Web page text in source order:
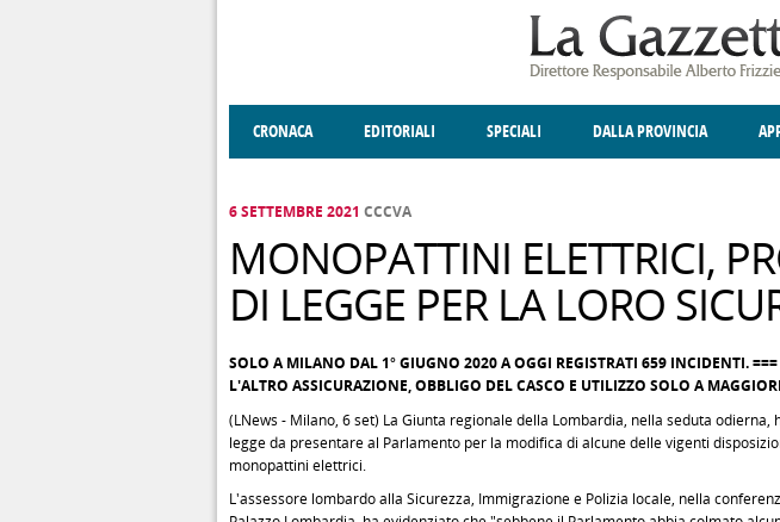
CRONACA EDITORIALI SPECIALI DALLA PROVINCIA
6 SETTEMBRE 2021 CCCVA
MONOPATTINI ELETTRICI,
DI LEGGE PER LA LORO
SOLO A MILANO DAL 1° GIUGNO 2020 A OGGI REGISTRATI 659 INCIDENTI. ===
L'ALTRO ASSICURAZIONE, OBBLIGO DEL CASCO E UTILIZZO SOLO A
(LNews - Milano, 6 set) La Giunta regionale della Lombardia, nella seduta odierna,
legge da presentare al Parlamento per la modifica di alcune delle vigenti
monopattini elettrici.
L'assessore lombardo alla Sicurezza, Immigrazione e Polizia locale, nella